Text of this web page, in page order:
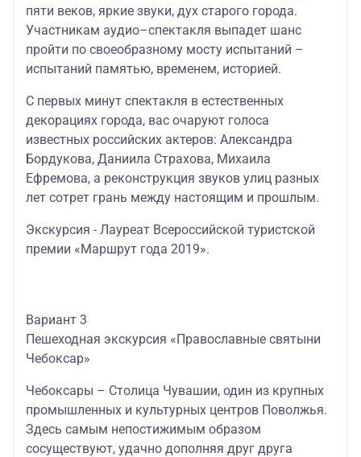
пяти веков, яркие звуки, дух старого города.
Участникам аудио–спектакля выпадет шанс
пройти по своеобразному мосту испытаний –
испытаний памятью, временем, историей.
С первых минут спектакля в естественных
декорациях города, вас очаруют голоса
известных российских актеров: Александра
Бордукова, Даниила Страхова, Михаила
Ефремова, а реконструкция звуков улиц разных
лет сотрет грань между настоящим и прошлым.
Экскурсия - Лауреат Всероссийской туристской
премии «Маршрут года 2019».
Вариант 3
Пешеходная экскурсия «Православные святыни
Чебоксар»
Чебоксары – Столица Чувашии, один из крупных
промышленных и культурных центров Поволжья.
Здесь самым непостижимым образом
сосуществуют, удачно дополняя друг друга